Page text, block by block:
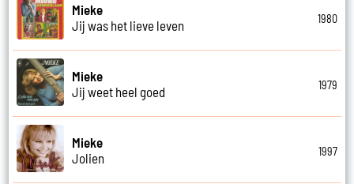
Mieke
Jij was het lieve leven
1980
Mieke
Jij weet heel goed
1979
Mieke
Jolien
1997